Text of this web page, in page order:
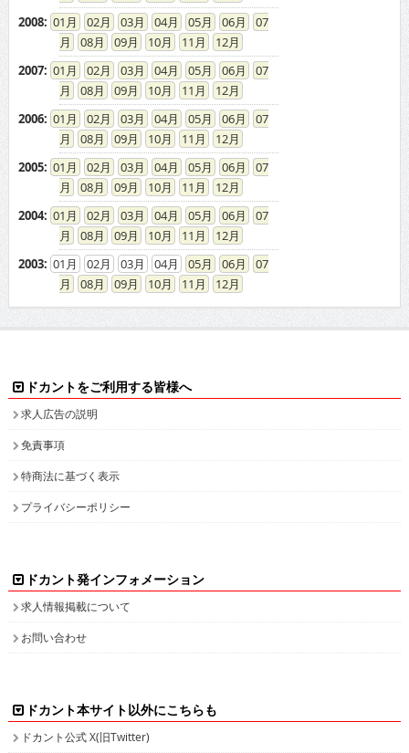
2008: 01 02 03 04 05 06
07
08
09 10 11
12
2007: 01 02 03 04 05 06
07
08
09 10 11
12
2006: 01 02 03 04 05 06
07
08
09 10 11
12
2005: 01 02 03 04 05 06
07
08
09 10 11
12
2004: 01 02 03 04 05 06
07
08
09 10 11
12
2003: 01 02 03 04 05 06
07
08
09 10 11 12
ドカントをご利用する皆様へ
求人広告の説明
免責事項
特商法に基づく表示
プライバシーポリシー
ドカント発インフォメーション
求人情報掲載について
お問い合わせ
ドカント本サイト以外にこちらも
ドカント公式 X(旧Twitter)